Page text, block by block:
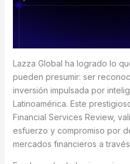
Lazza Global ha logrado lo
pueden presumir: ser
inversión impulsada por
Latinoamérica. Este
Financial Services Review,
esfuerzo y compromiso por
mercados financieros a